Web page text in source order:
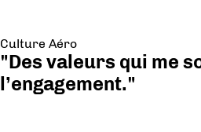
Culture Aéro
"Des valeurs qui me
l’engagement."